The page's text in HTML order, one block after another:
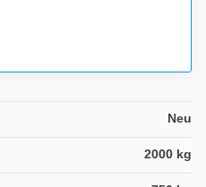
Neu
2000 kg